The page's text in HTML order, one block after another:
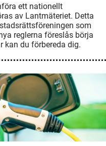
ett nationellt
av Lantmäteriet. Detta
som
reglerna föreslås börja
kan du förbereda dig.